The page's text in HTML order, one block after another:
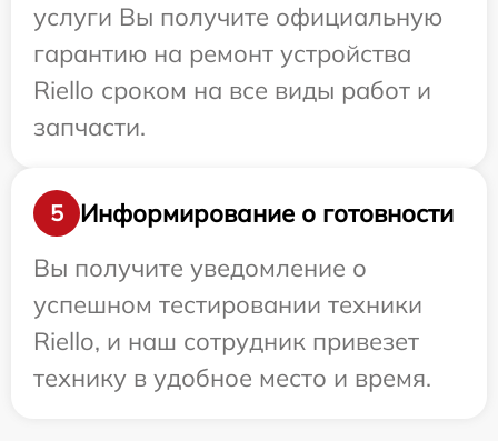
услуги Вы получите официальную
гарантию на ремонт устройства
Riello сроком на все виды работ и
запчасти.
5
Информирование о готовности
Вы получите уведомление о
успешном тестировании техники
Riello, и наш сотрудник привезет
технику в удобное место и время.